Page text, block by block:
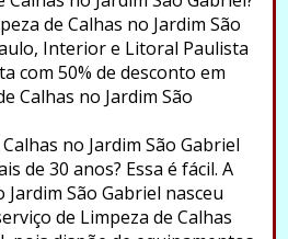
de Calhas no Jardim São
Interior e Litoral Paulista
com 50% de desconto em
Calhas no Jardim São
no Jardim São Gabriel
de 30 anos? Essa é fácil. A
Jardim São Gabriel nasceu
de Limpeza de Calhas